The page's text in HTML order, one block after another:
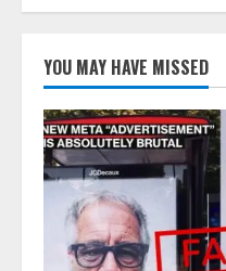
YOU MAY HAVE MISSED